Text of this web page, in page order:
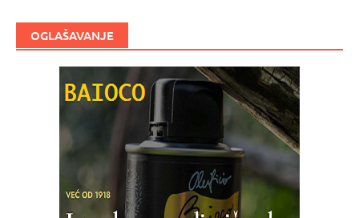
OGLAŠAVANJE